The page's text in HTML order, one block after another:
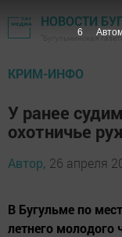
НОВОСТИ
"Бугульминская
КРИМ-ИНФО
У ранее
охотничье
Автор, 26 апреля
В Бугульме по
летнего молодого
5